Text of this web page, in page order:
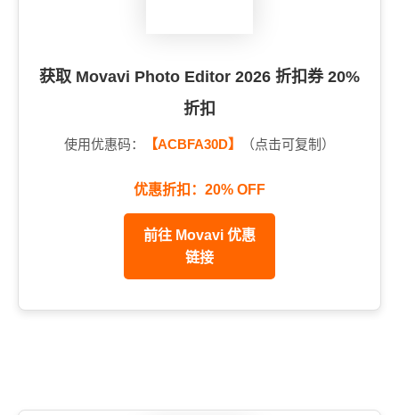
获取 Movavi Photo Editor 2026 折扣券 20%
折扣
使用优惠码： 【ACBFA30D】 （点击可复制）
优惠折扣：20% OFF
前往 Movavi 优惠
链接